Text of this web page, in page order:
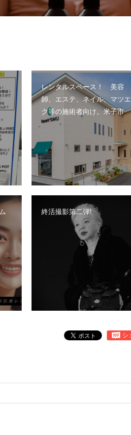
レンタルスペース！ 美容
師、エステ、ネイル、マツエ
ク等の施術者向け。米子市
終活撮影第二弾!